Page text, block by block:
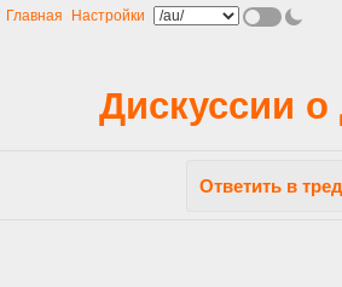
Главная Настройки
Дискуссии о
Ответить в тред